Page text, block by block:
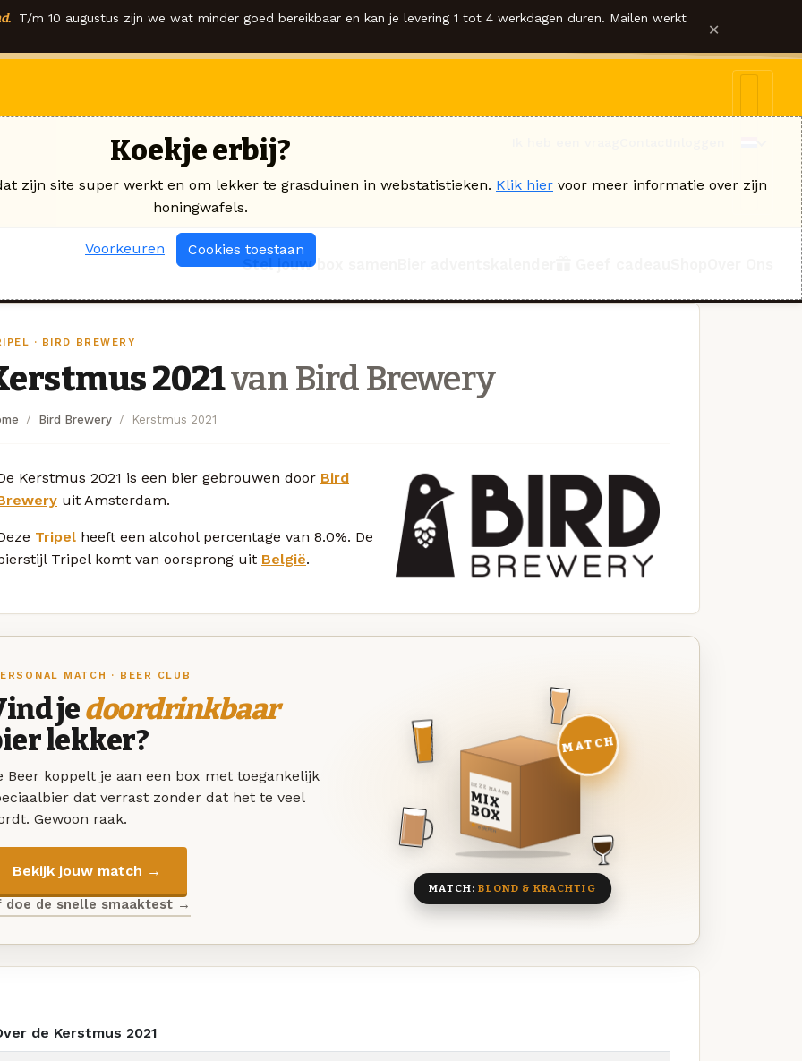
T/m 10 augustus zijn we wat minder goed bereikbaar en kan je levering 1 tot 4 werkdagen duren. Mailen werkt ×
Stel jouw box samen
· BIRD BREWERY
2021van Bird Brewery
Bird Brewery Kerstmus 2021
Kerstmus 2021 is een bier gebrouwen door Bird
uit Amsterdam.
Tripel heeft een alcohol percentage van 8.0%. De
Tripel komt van oorsprong uit België.
MATCH · BEER CLUB
jedoordrinkbaar
lekker?
Beer koppelt je aan een box met toegankelijk
dat verrast zonder dat het te veel
Gewoon raak.
Bekijk jouw match →
doe de snelle smaaktest →
DEZE MAAND
MIX
BOX
8 BIEREN
MATCH
MATCH:BLOND & KRACHTIG
de Kerstmus 2021
Koekje erbij?
zijn site super werkt en om lekker te grasduinen in webstatistieken. Klik hier voor meer informatie over zijn
honingwafels.
Voorkeuren Cookies toestaan